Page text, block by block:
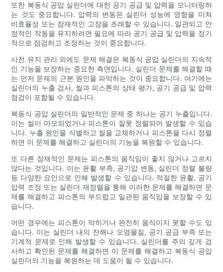
또한 복동식 공압 실린더에 대한 공기 공급 및 압력을 모니터링하
는 것도 중요합니다. 압력의 변동은 실린더 성능에 영향을 미쳐
비효율성 또는 잠재적인 고장을 초래할 수 있습니다. 일관되고 안
정적인 작동을 유지하려면 필요에 따라 공기 공급 및 압력을 정기
적으로 점검하고 조정하는 것이 중요합니다.
사전 유지 관리 외에도 문제 해결은 복동식 공압 실린더의 지속적
인 기능을 보장하는 중요한 측면입니다. 실린더 문제를 해결할 때
는 먼저 문제의 근본 원인을 파악하는 것이 중요합니다. 여기에는
실린더의 누출 검사, 씰과 피스톤의 상태 평가, 공기 공급 및 압력
점검이 포함될 수 있습니다.
복동식 공압 실린더의 일반적인 문제 중 하나는 공기 누출입니다.
이는 씰이 마모되었거나 피스톤이 잘못 정렬되어 발생할 수 있습
니다. 누출 원인을 식별하고 씰을 교체하거나 피스톤을 다시 정렬
하면 이 문제를 해결하고 실린더의 기능을 복원할 수 있습니다.
또 다른 잠재적인 문제는 피스톤의 움직임이 좋지 않거나 고르지
않다는 것입니다. 이는 윤활 부족, 공기압 변동, 실린더 정렬 불량
등 다양한 요인으로 인해 발생할 수 있습니다. 적절한 윤활, 공기
압력 조정 또는 실린더 재정렬을 통해 이러한 문제를 해결하면 문
제를 해결하고 피스톤의 부드럽고 일관된 움직임을 보장할 수 있
습니다.
어떤 경우에는 피스톤이 막히거나 완전히 움직이지 못할 수도 있
습니다. 이는 실린더 내의 잔해나 오염물질, 공기 공급 부족 또는
기계적 문제로 인해 발생할 수 있습니다. 실린더를 주의 깊게 검
사하고 확인된 문제를 해결하면 이 문제를 해결하고 복동식 공압
실린더의 기능을 복원하는 데 도움이 될 수 있습니다.